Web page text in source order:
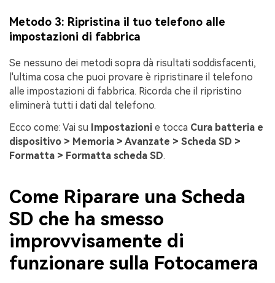
Metodo 3: Ripristina il tuo telefono alle
impostazioni di fabbrica
Se nessuno dei metodi sopra dà risultati soddisfacenti,
l'ultima cosa che puoi provare è ripristinare il telefono
alle impostazioni di fabbrica. Ricorda che il ripristino
eliminerà tutti i dati dal telefono.
Ecco come: Vai su Impostazioni e tocca Cura batteria e
dispositivo > Memoria > Avanzate > Scheda SD >
Formatta > Formatta scheda SD.
Come Riparare una Scheda
SD che ha smesso
improvvisamente di
funzionare sulla Fotocamera